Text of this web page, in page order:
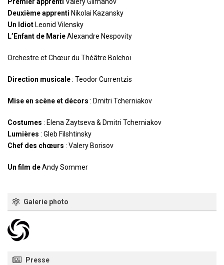
Deuxième apprenti Nikolai Kazansky
Un Idiot Leonid Vilensky
L’Enfant de MarieAlexandre Nespovity
Orchestre et Chœur du Théâtre Bolchoï
Direction musicale: Teodor Currentzis
Mise en scène et décors : Dmitri Tcherniakov
Costumes : Elena Zaytseva & Dmitri Tcherniakov
Lumières : Gleb Filshtinsky
Chef des chœurs : Valery Borisov
Un film deAndy Sommer
Galerie photo
Presse